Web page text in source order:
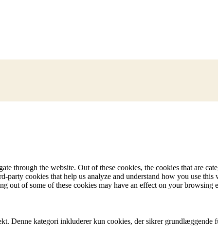
through the website. Out of these cookies, the cookies that are
party cookies that help us analyze and understand how you use
out of some of these cookies may have an effect on your browsing
Denne kategori inkluderer kun cookies, der sikrer